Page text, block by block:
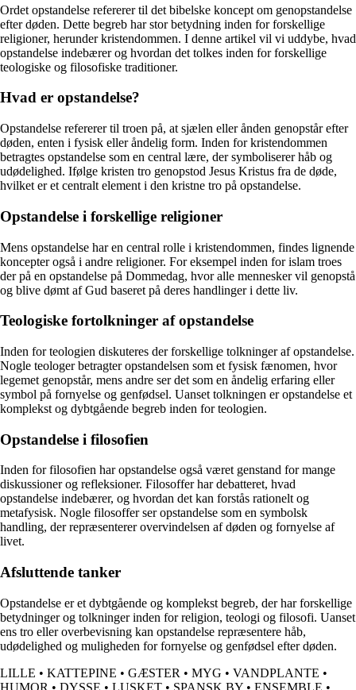
Ordet opstandelse refererer til det bibelske koncept om genopstandelse
efter døden. Dette begreb har stor betydning inden for forskellige
religioner, herunder kristendommen. I denne artikel vil vi uddybe, hvad
opstandelse indebærer og hvordan det tolkes inden for forskellige
teologiske og filosofiske traditioner.
Hvad er opstandelse?
Opstandelse refererer til troen på, at sjælen eller ånden genopstår efter
døden, enten i fysisk eller åndelig form. Inden for kristendommen
betragtes opstandelse som en central lære, der symboliserer håb og
udødelighed. Ifølge kristen tro genopstod Jesus Kristus fra de døde,
hvilket er et centralt element i den kristne tro på opstandelse.
Opstandelse i forskellige religioner
Mens opstandelse har en central rolle i kristendommen, findes lignende
koncepter også i andre religioner. For eksempel inden for islam troes
der på en opstandelse på Dommedag, hvor alle mennesker vil genopstå
og blive dømt af Gud baseret på deres handlinger i dette liv.
Teologiske fortolkninger af opstandelse
Inden for teologien diskuteres der forskellige tolkninger af opstandelse.
Nogle teologer betragter opstandelsen som et fysisk fænomen, hvor
legemet genopstår, mens andre ser det som en åndelig erfaring eller
symbol på fornyelse og genfødsel. Uanset tolkningen er opstandelse et
komplekst og dybtgående begreb inden for teologien.
Opstandelse i filosofien
Inden for filosofien har opstandelse også været genstand for mange
diskussioner og refleksioner. Filosoffer har debatteret, hvad
opstandelse indebærer, og hvordan det kan forstås rationelt og
metafysisk. Nogle filosoffer ser opstandelse som en symbolsk
handling, der repræsenterer overvindelsen af døden og fornyelse af
livet.
Afsluttende tanker
Opstandelse er et dybtgående og komplekst begreb, der har forskellige
betydninger og tolkninger inden for religion, teologi og filosofi. Uanset
ens tro eller overbevisning kan opstandelse repræsentere håb,
udødelighed og muligheden for fornyelse og genfødsel efter døden.
LILLE • KATTEPINE • GÆSTER • MYG • VANDPLANTE •
HUMOR • DYSSE • LUSKET • SPANSK BY • ENSEMBLE •